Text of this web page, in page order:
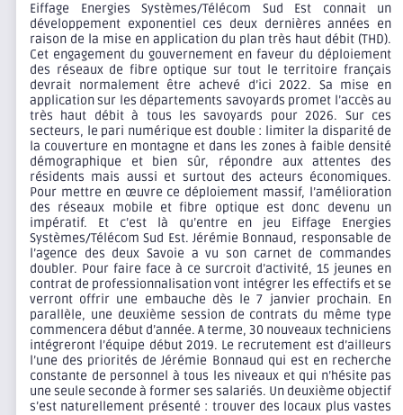
Eiffage Energies Systèmes/Télécom Sud Est connait un
développement exponentiel ces deux dernières années en
raison de la mise en application du plan très haut débit (THD).
Cet engagement du gouvernement en faveur du déploiement
des réseaux de fibre optique sur tout le territoire français
devrait normalement être achevé d’ici 2022. Sa mise en
application sur les départements savoyards promet l’accès au
très haut débit à tous les savoyards pour 2026. Sur ces
secteurs, le pari numérique est double : limiter la disparité de
la couverture en montagne et dans les zones à faible densité
démographique et bien sûr, répondre aux attentes des
résidents mais aussi et surtout des acteurs économiques.
Pour mettre en œuvre ce déploiement massif, l’amélioration
des réseaux mobile et fibre optique est donc devenu un
impératif. Et c’est là qu’entre en jeu Eiffage Energies
Systèmes/Télécom Sud Est. Jérémie Bonnaud, responsable de
l’agence des deux Savoie a vu son carnet de commandes
doubler. Pour faire face à ce surcroit d’activité, 15 jeunes en
contrat de professionnalisation vont intégrer les effectifs et se
verront offrir une embauche dès le 7 janvier prochain. En
parallèle, une deuxième session de contrats du même type
commencera début d’année. A terme, 30 nouveaux techniciens
intégreront l’équipe début 2019. Le recrutement est d’ailleurs
l’une des priorités de Jérémie Bonnaud qui est en recherche
constante de personnel à tous les niveaux et qui n’hésite pas
une seule seconde à former ses salariés. Un deuxième objectif
s’est naturellement présenté : trouver des locaux plus vastes